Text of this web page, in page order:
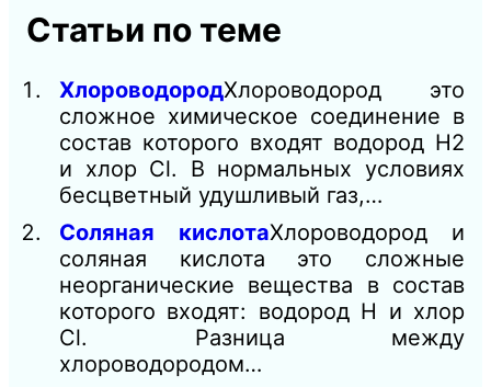
Статьи по теме
ХлороводородХлороводород это
сложное химическое соединение в
состав которого входят водород H2
и хлор Cl. В нормальных условиях
бесцветный удушливый газ,…
Соляная кислотаХлороводород и
соляная кислота это сложные
неорганические вещества в состав
которого входят: водород H и хлор
Cl. Разница между
хлороводородом…